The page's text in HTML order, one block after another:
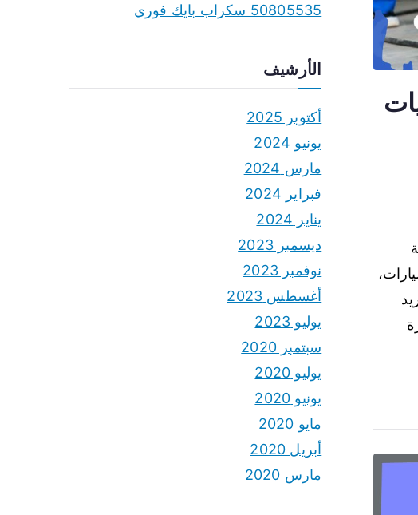
50805535 سكراب بايك فوري
الأرشيف
أكتوبر 2025
يونيو 2024
مارس 2024
فبراير 2024
يناير 2024
ديسمبر 2023
نوفمبر 2023
أغسطس 2023
يوليو 2023
سبتمبر 2020
يوليو 2020
يونيو 2020
مايو 2020
أبريل 2020
مارس 2020